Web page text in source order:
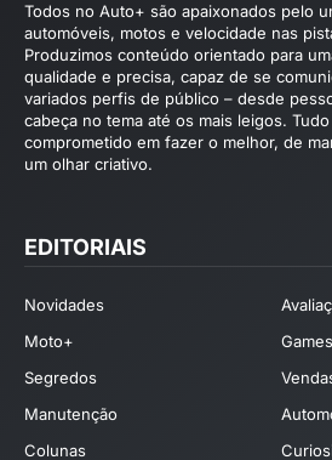
Todos no Auto+ são apaixonados pelo
automóveis, motos e velocidade nas
Produzimos conteúdo orientado para
qualidade e precisa, capaz de se
variados perfis de público – desde
cabeça no tema até os mais leigos.
comprometido em fazer o melhor, de
um olhar criativo.
EDITORIAIS
Novidades
Moto+
Games
Segredos
Manutenção
Colunas